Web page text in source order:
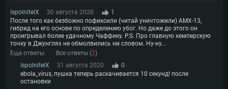
ОС: Windows 10/11 (64bit)
Процессор: Intel Core i5 или Ryzen 5 3600 и выше
Оперативная память: 16 ГБ
Видеокарта с поддержкой DirectX 11 и выше: Nvidia GeForce 1060 и
выше, Radeon RX 570 и выше
Сеть: Широкополосное подключение к Интернету
Операционная система: Mac OS Big Sur 11.0
Процессор: Intel Core i7 (Intel Xeon не поддерживается)
Оперативная память: 8 Гб
Видеокарта: Radeon Vega II и выше с поддержкой Metal
Место на жестком диске: 75.9 Гб
Рекомендуемые
Операционная система: Ubuntu 20.04 64bit
Процессор: Intel Core i7
Оперативная память: 16 Гб
Видеокарта: NVIDIA GeForce 1060 со свежими проприетарными
драйверами (не старее 6 месяцев) / Radeon RX 570 со свежими
проприетарными драйверами (не старее 6 месяцев) с поддержкой
IspolnitelX 30 августа 2020
1
После того как безбожно пофиксили (читай уничтожили) АМХ-13,
гибрид на его основе по определению убог. Но даже до этого он
проигрывал более удачному Чаффику. P.S. Про главную кемперскую
точку в Джунглях не обмолвились ни словом. Ну-ну...
Еще ответы
Все ответы (2)
IspolnitelX
31 августа 2020
0
ebola_virus, пушка теперь раскачивается 10 секунд! после
остановки